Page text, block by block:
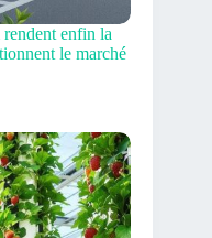
enfin la
le marché